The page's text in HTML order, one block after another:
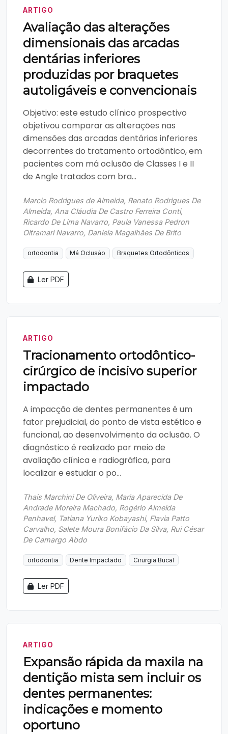
ARTIGO
Avaliação das alterações
dimensionais das arcadas
dentárias inferiores
produzidas por braquetes
autoligáveis e convencionais
Objetivo: este estudo clínico prospectivo
objetivou comparar as alterações nas
dimensões das arcadas dentárias inferiores
decorrentes do tratamento ortodôntico, em
pacientes com má oclusão de Classes I e II
de Angle tratados com bra...
Marcio Rodrigues de Almeida, Renato Rodrigues De
Almeida, Ana Cláudia De Castro Ferreira Conti,
Ricardo De Lima Navarro, Paula Vanessa Pedron
Oltramari Navarro, Daniela Magalhães De Brito
ortodontia Má Oclusão Braquetes Ortodônticos
Ler PDF
ARTIGO
Tracionamento ortodôntico-
cirúrgico de incisivo superior
impactado
A impacção de dentes permanentes é um
fator prejudicial, do ponto de vista estético e
funcional, ao desenvolvimento da oclusão. O
diagnóstico é realizado por meio de
avaliação clínica e radiográfica, para
localizar e estudar o po...
Thais Marchini De Oliveira, Maria Aparecida De
Andrade Moreira Machado, Rogério Almeida
Penhavel, Tatiana Yuriko Kobayashi, Flavia Patto
Carvalho, Salete Moura Bonifácio Da Silva, Rui César
De Camargo Abdo
ortodontia Dente Impactado Cirurgia Bucal
Ler PDF
ARTIGO
Expansão rápida da maxila na
dentição mista sem incluir os
dentes permanentes:
indicações e momento
oportuno